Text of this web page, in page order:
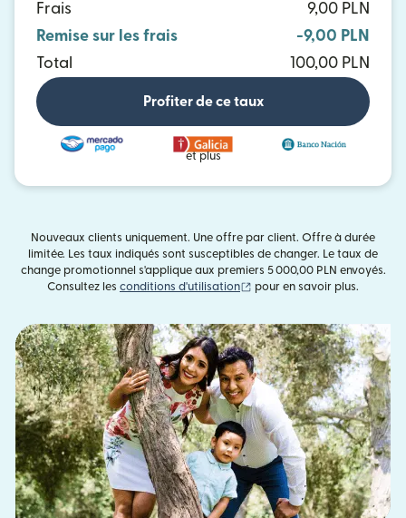
Frais
9,00 PLN
Remise sur les frais
-9,00 PLN
Total
100,00 PLN
Profiter de ce taux
et plus
Nouveaux clients uniquement. Une offre par client. Offre à durée
limitée. Les taux indiqués sont susceptibles de changer. Le taux de
change promotionnel s'applique aux premiers 5 000,00 PLN envoyés.
Consultez les conditions d'utilisation (s'ouvre dans une nouvelle
pour en savoir plus.